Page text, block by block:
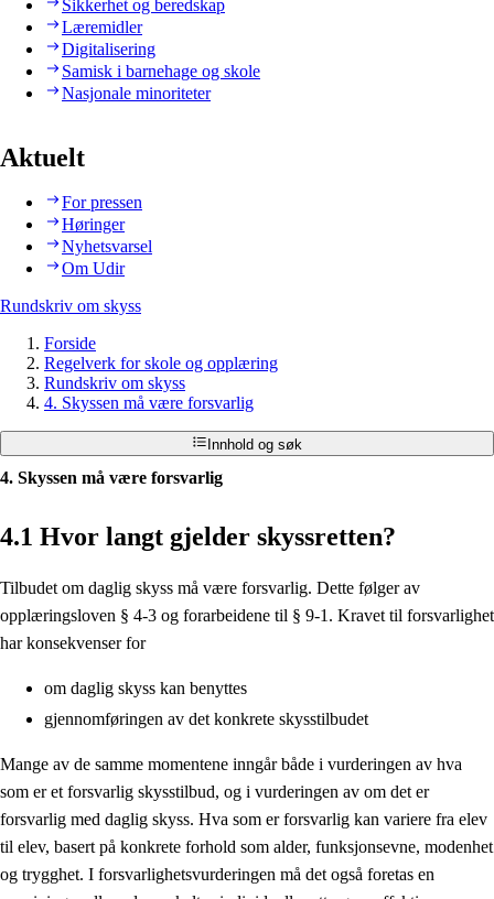
Sikkerhet og beredskap
Læremidler
Digitalisering
Samisk i barnehage og skole
Nasjonale minoriteter
Aktuelt
For pressen
Høringer
Nyhetsvarsel
Om Udir
Rundskriv om skyss
Forside
Regelverk for skole og opplæring
Rundskriv om skyss
4. Skyssen må være forsvarlig
Innhold og søk
4. Skyssen må være forsvarlig
4.1 Hvor langt gjelder skyssretten?
Tilbudet om daglig skyss må være forsvarlig. Dette følger av
opplæringsloven § 4-3 og forarbeidene til § 9-1. Kravet til forsvarlighet
har konsekvenser for
om daglig skyss kan benyttes
gjennomføringen av det konkrete skysstilbudet
Mange av de samme momentene inngår både i vurderingen av hva
som er et forsvarlig skysstilbud, og i vurderingen av om det er
forsvarlig med daglig skyss. Hva som er forsvarlig kan variere fra elev
til elev, basert på konkrete forhold som alder, funksjonsevne, modenhet
og trygghet. I forsvarlighetsvurderingen må det også foretas en